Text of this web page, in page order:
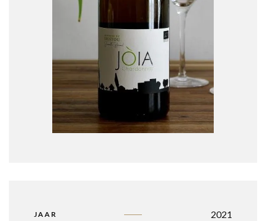
JAAR 2021